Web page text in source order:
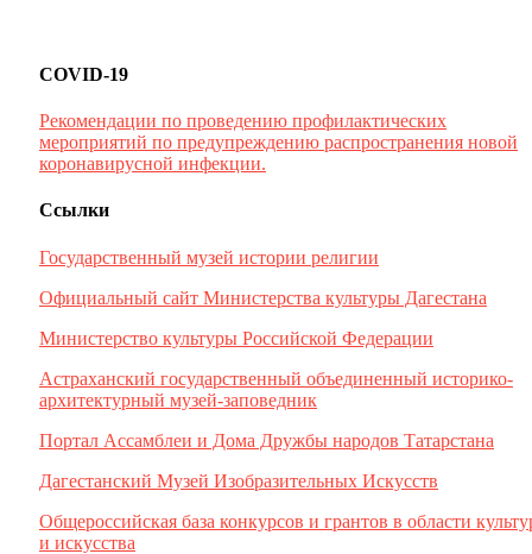
COVID-19
Рекомендации по проведению профилактических
мероприятий по предупреждению распространения новой
коронавирусной инфекции.
Ссылки
Государственный музей истории религии
Официальный сайт Министерства культуры Дагестана
Министерство культуры Российской Федерации
Астраханский государственный объединенный историко-
архитектурный музей-заповедник
Портал Ассамблеи и Дома Дружбы народов Татарстана
Дагестанский Музей Изобразительных Искусств
Общероссийская база конкурсов и грантов в области
и искусства